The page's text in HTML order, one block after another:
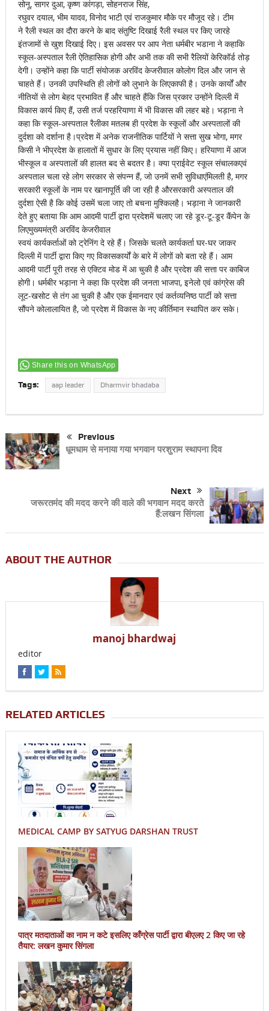
सोनू, सागर दुआ, कृष्ण कांगड़ा, सोहनराज सिंह,
रघुवर दयाल, भीम यादव, विनोद भाटी एवं राजकुमार मौके पर मौजूद रहे। टीम
ने रैली स्थल का दौरा करने के बाद संतुष्टि दिखाई रैली स्थल पर किए जारहे
इंतजामों से खुश दिखाई दिए। इस अवसर पर आप नेता धर्मबीर भडाना ने कहाकि
स्कूल-अस्पताल रैली ऐतिहासिक होगी और अभी तक की सभी रैलियों केरिकॉर्ड तोड़
देगी। उन्होंने कहा कि पार्टी संयोजक अरविंद केजरीवाल कोलोग दिल और जान से
चाहते हैं। उनकी उपस्थिति ही लोगों को लुभाने के लिएकाफी है। उनके कार्यों और
नीतियों से लोग बेहद प्रभावित हैं और चाहते हैंकि जिस प्रकार उन्होंने दिल्ली में
विकास कार्य किए हैं, उसी तर्ज परहरियाणा में भी विकास की लहर बहे। भड़ाना ने
कहा कि स्कूल-अस्पताल रैलीका मतलब ही प्रदेश के स्कूलों और अस्पतालों की
दुर्दशा को दर्शाना है।प्रदेश में अनेक राजनीतिक पार्टियों ने सत्ता सुख भोगा, मगर
किसी ने भीप्रदेश के हालातों में सुधार के लिए प्रयास नहीं किए। हरियाणा में आज
भीस्कूल व अस्पतालों की हालत बद से बदतर है। क्या प्राईवेट स्कूल संचालकएवं
अस्पताल चला रहे लोग सरकार से संपन्न हैं, जो उनमें सभी सुविधाएंमिलती है, मगर
सरकारी स्कूलों के नाम पर खानापूर्ति की जा रही है औरसरकारी अस्पताल की
दुर्दशा ऐसी है कि कोई उसमें चला जाए तो बचना मुश्किलहै। भड़ाना ने जानकारी
देते हुए बताया कि आम आदमी पार्टी द्वारा प्रदेशमें चलाए जा रहे डूर-टू-डूर कैंपेन के
लिएमुख्यमंत्री अरविंद केजरीवाल
स्वयं कार्यकर्ताओं को ट्रेनिंग दे रहे हैं। जिसके चलते कार्यकर्ता घर-घर जाकर
दिल्ली में पार्टी द्वारा किए गए विकासकार्यों के बारे में लोगों को बता रहे हैं। आम
आदमी पार्टी पूरी तरह से एक्टिव मोड में आ चुकी है और प्रदेश की सत्ता पर काबिज
होगी। धर्मबीर भड़ाना ने कहा कि प्रदेश की जनता भाजपा, इनेलो एवं कांग्रेस की
लूट-खसोट से तंग आ चुकी है और एक ईमानदार एवं कर्तव्यनिष्ठ पार्टी को सत्ता
सौंपने कोलालायित है, जो प्रदेश में विकास के नए कीर्तिमान स्थापित कर सके।
Share this on WhatsApp
Tags: aap leader Dharmvir bhadaba
Previous
धूमधाम से मनाया गया भगवान परशुराम स्थापना दिव
Next
जरूरतमंद की मदद करने की वाले की भगवान मदद करते
हैं:लखन सिंगला
ABOUT THE AUTHOR
manoj bhardwaj
editor
RELATED ARTICLES
MEDICAL CAMP BY SATYUG DARSHAN TRUST
पात्र मतदाताओं का नाम न कटे इसलिए काँग्रेस पार्टी द्वारा बीएलए 2 किए जा रहे
तैयार: लखन कुमार सिंगला